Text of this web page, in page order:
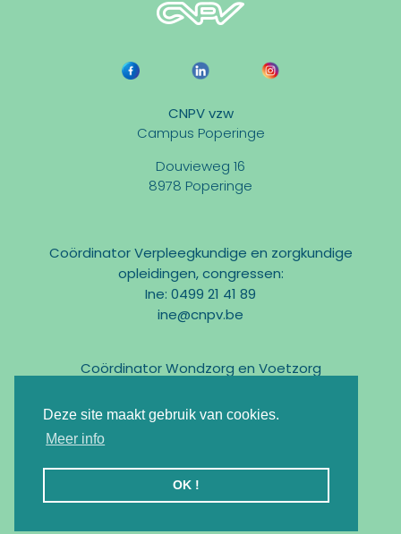
Deze site maakt gebruik van cookies.
Meer info
OK !
CNPV vzw
Campus Poperinge
Douvieweg 16
8978 Poperinge
Coördinator Verpleegkundige en zorgkundige
opleidingen, congressen:
Ine: 0499 21 41 89
ine@cnpv.be
Coördinator Wondzorg en Voetzorg
marc@cnpv.be
Registratie KMO-Portefeuille : DV.O105524